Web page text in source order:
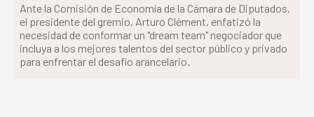
Ante la Comisión de Economía de la Cámara de Diputados,
el presidente del gremio, Arturo Clément, enfatizó la
necesidad de conformar un "dream team" negociador que
incluya a los mejores talentos del sector público y privado
para enfrentar el desafío arancelario.